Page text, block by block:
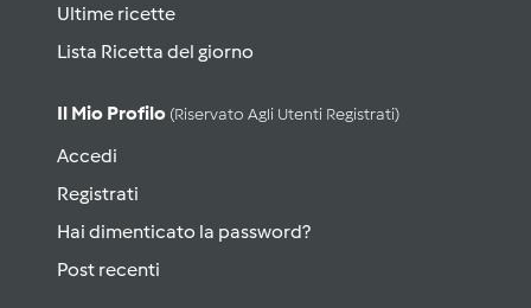
Ultime ricette
Lista Ricetta del giorno
Il Mio Profilo (riservato Agli Utenti Registrati)
Accedi
Registrati
Hai dimenticato la password?
Post recenti